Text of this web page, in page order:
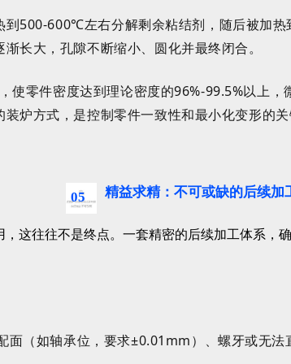
500-600℃左右分解剩余粘结剂，随后被加
长大，孔隙不断缩小、圆化并最终闭合。
零件密度达到理论密度的96%-99.5%以上
炉方式，是控制零件一致性和最小化变形的关
05 精益求精：不可或缺的后续加
这往往不是终点。一套精密的后续加工体系，
（如轴承位，要求±0.01mm）、螺牙或无